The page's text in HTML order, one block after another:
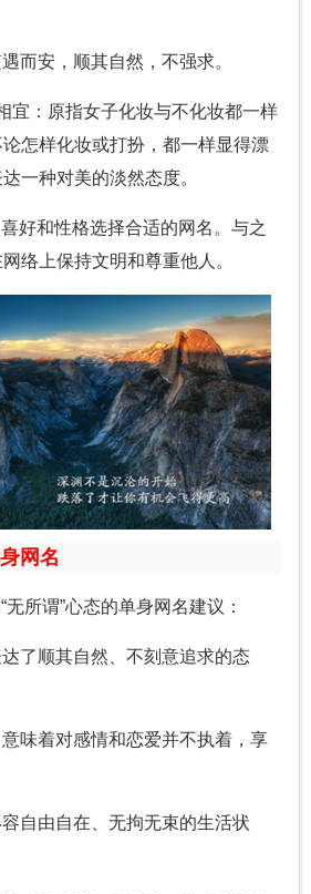
而安，顺其自然，不强求。
宜：原指女子化妆与不化妆都一样
怎样化妆或打扮，都一样显得漂
一种对美的淡然态度。
好和性格选择合适的网名。与之
络上保持文明和尊重他人。
网名
无所谓”心态的单身网名建议：
了顺其自然、不刻意追求的态
味着对感情和恋爱并不执着，享
自由自在、无拘无束的生活状